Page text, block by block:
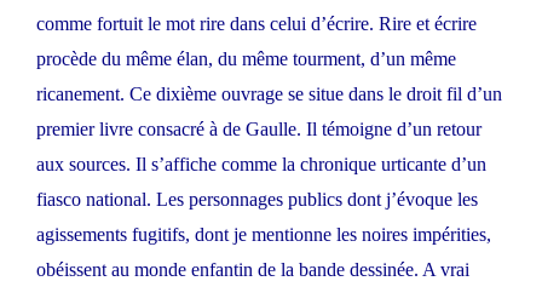
comme fortuit le mot rire dans celui d’écrire. Rire et écrire
procède du même élan, du même tourment, d’un même
ricanement. Ce dixième ouvrage se situe dans le droit fil d’un
premier livre consacré à de Gaulle. Il témoigne d’un retour
aux sources. Il s’affiche comme la chronique urticante d’un
fiasco national. Les personnages publics dont j’évoque les
agissements fugitifs, dont je mentionne les noires impérities,
obéissent au monde enfantin de la bande dessinée. A vrai